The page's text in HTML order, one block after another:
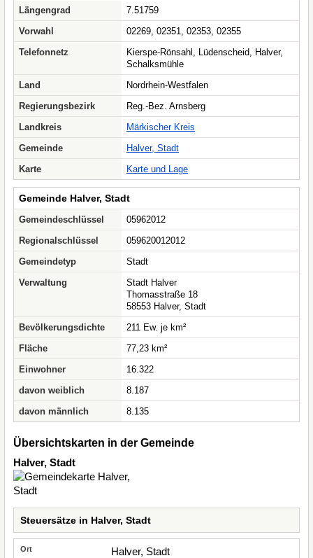
Längengrad
7.51759
Vorwahl
02269, 02351, 02353, 02355
Telefonnetz
Kierspe-Rönsahl, Lüdenscheid, Halver,
Schalksmühle
Land
Nordrhein-Westfalen
Regierungsbezirk
Reg.-Bez. Arnsberg
Landkreis
Märkischer Kreis
Gemeinde
Halver, Stadt
Karte
Karte und Lage
Gemeinde Halver, Stadt
Gemeindeschlüssel
05962012
Regionalschlüssel
059620012012
Gemeindetyp
Stadt
Verwaltung
Stadt Halver
Thomasstraße 18
58553 Halver, Stadt
Bevölkerungsdichte
211 Ew. je km²
Fläche
77,23 km²
Einwohner
16.322
davon weiblich
8.187
davon männlich
8.135
Übersichtskarten in der Gemeinde
Halver, Stadt
Steuersätze in Halver, Stadt
Halver, Stadt